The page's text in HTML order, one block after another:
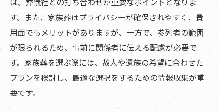
す。また、家族葬はプライバシーが確保されやすく、費
用面でもメリットがありますが、一方で、参列者の範囲
が限られるため、事前に関係者に伝える配慮が必要で
す。家族葬を選ぶ際には、故人や遺族の希望に合わせた
プランを検討し、最適な選択をするための情報収集が重
要です。